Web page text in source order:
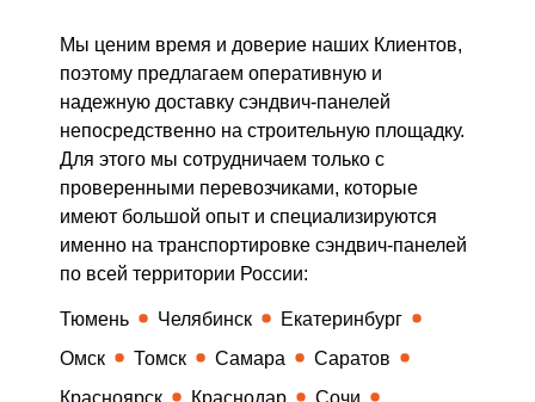
Мы ценим время и доверие наших Клиентов,
поэтому предлагаем оперативную и
надежную доставку сэндвич-панелей
непосредственно на строительную площадку.
Для этого мы сотрудничаем только с
проверенными перевозчиками, которые
имеют большой опыт и специализируются
именно на транспортировке сэндвич-панелей
по всей территории России:
Тюмень Челябинск
Екатеринбург
Омск
Томск Самара
Саратов
Красноярск
Краснодар Сочи